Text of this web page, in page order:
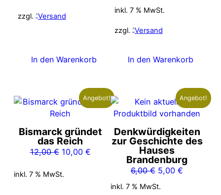
zzgl. Versand
In den Warenkorb
Preis
269,00 €
inkl. 7 % MwSt.
zzgl. Versand
In den Warenkorb
Angebot!
Bismarck gründet
das Reich
12,00€ Ursprünglicher
war:
10,00 €Aktueller
10,00 €.
inkl. 7 % MwSt.
Angebot!
Denkwürdigkeiten
zur Geschichte des
Hauses
Brandenburg
6,00€ Ursprünglicher
Preis
5,00€
inkl. 7 % MwSt.